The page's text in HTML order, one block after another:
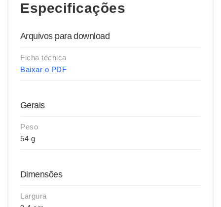
Especificações
Arquivos para download
Ficha técnica
Baixar o PDF
Gerais
Peso
54 g
Dimensões
Largura